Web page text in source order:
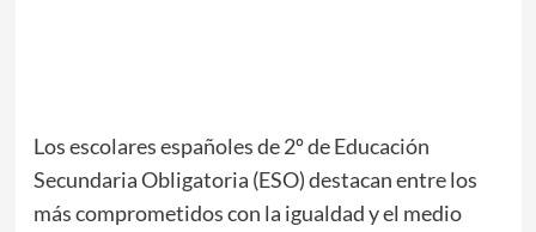
Los escolares españoles de 2º de Educación
Secundaria Obligatoria (ESO) destacan entre los
más comprometidos con la igualdad y el medio